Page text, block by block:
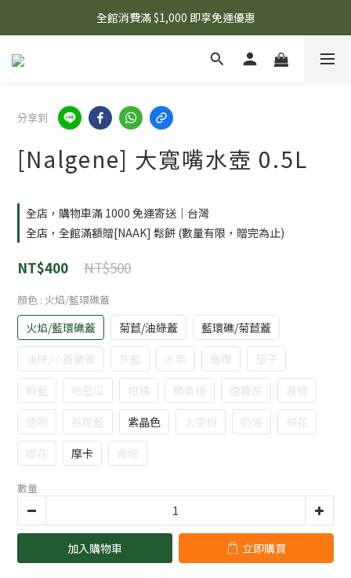
🌟 想知道現在有什麼優惠嗎？ 點擊查看最新優惠！
全館消費滿 $1,000 即享免運優惠
🌟 想知道現在有什麼優惠嗎？ 點擊查看最新優惠！
分享到
[Nalgene] 大寬嘴水壺 0.5L
全店，購物車滿 1000 免運寄送｜台灣
全店，全館滿額贈[NAAK] 鬆餅 (數量有限，贈完為止)
NT$500
NT$400
顏色 : 火焰/藍環礁蓋
火焰/藍環礁蓋 菊苣/油綠蓋
藍環礁/菊苣蓋
油綠/小蒼蘭蓋
灰藍 木柴 橄欖
茄子
蔚藍
哈密瓜 柑橘 鱒魚綠 煙霧灰
春綠
透明
燕尾藍 紫晶色 太空粉 奶油
棉花
櫻花
摩卡 青綠
數量
加入購物車 立即購買